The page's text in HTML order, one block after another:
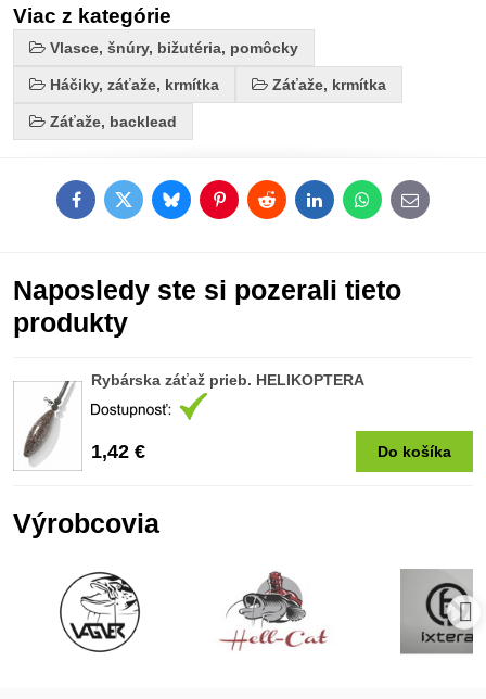
Viac z kategórie
Vlasce, šnúry, bižutéria, pomôcky
Háčiky, záťaže, krmítka Záťaže, krmítka
Záťaže, backlead
FacebookTwitterBlueskyPinterestRedditLinkedInWhatsApp
E-
mail
Naposledy ste si pozerali tieto
produkty
Rybárska záťaž prieb. HELIKOPTERA
1,42 € Do košíka
Výrobcovia